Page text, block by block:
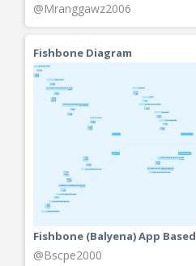
@Mranggawz2006
Fishbone Diagram
Fishbone (Balyena) App Based
@Bscpe2000